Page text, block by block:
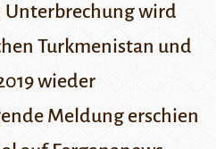
Unterbrechung wird
Turkmenistan und
wieder
Meldung erschien